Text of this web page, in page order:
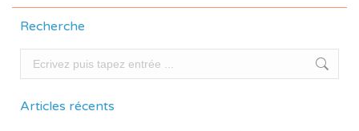
Recherche
Recherche
Articles récents